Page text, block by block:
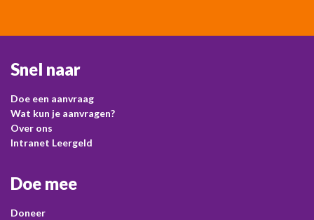
Snel naar
Doe een aanvraag
Wat kun je aanvragen?
Over ons
Intranet Leergeld
Doe mee
Doneer